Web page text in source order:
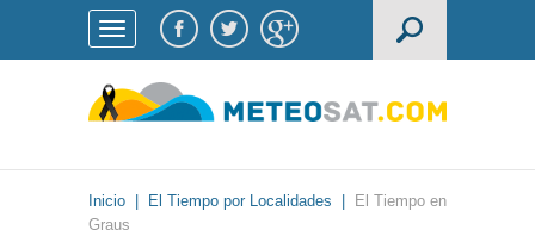
Inicio El Tiempo por Localidades
El Tiempo en
Graus